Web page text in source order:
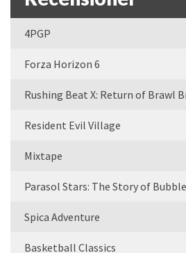
4PGP
Forza Horizon 6
Rushing Beat X: Return of Brawl
Resident Evil Village
Mixtape
Parasol Stars: The Story of
Spica Adventure
Basketball Classics